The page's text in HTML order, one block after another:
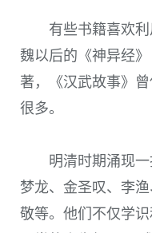
有些书籍喜欢
魏以后的《神异经
著，《汉武故事》
很多。
明清时期涌现
梦龙、金圣叹、李
敬等。他们不仅学